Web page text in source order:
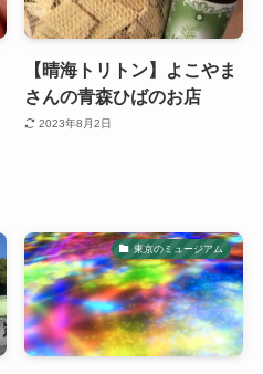
【晴海トリトン】よこやま
さんの青森ひばのお店
2023年8月2日
東京のミュージアム